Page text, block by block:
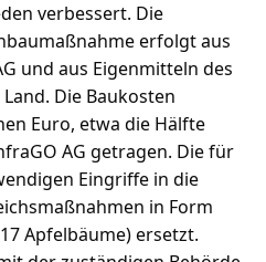
verbessert. Die
erfolgt aus
und aus Eigenmitteln des
Die Baukosten
Euro, etwa die Hälfte
AG getragen. Die für
Eingriffe in die
in Form
Apfelbäume) ersetzt.